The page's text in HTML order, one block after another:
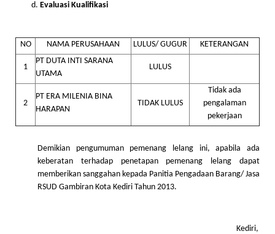
Evaluasi Kualifikasi
NO NAMA PERUSAHAAN LULUS/ GUGUR KETERANGAN
1
PT DUTA INTI SARANA
UTAMA
LULUS
2
PT ERA MILENIA BINA
HARAPAN
TIDAK LULUS
Tidak ada
pengalaman
pekerjaan
Demikian pengumuman pemenang lelang ini, apabila ada
keberatan terhadap penetapan pemenang lelang dapat
memberikan sanggahan kepada Panitia Pengadaan Barang/ Jasa
RSUD Gambiran Kota Kediri Tahun 2013.
Kediri,